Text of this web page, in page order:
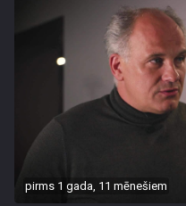
pirms 1 gada, 11 mēnešiem